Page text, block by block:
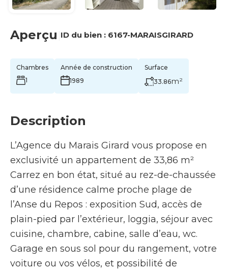
Aperçu ID du bien : 6167-MARAISGIRARD
Chambres
1
Année de construction
1989
Surface
33.86m²
Description
L’Agence du Marais Girard vous propose en
exclusivité un appartement de 33,86 m²
Carrez en bon état, situé au rez-de-chaussée
d’une résidence calme proche plage de
l’Anse du Repos : exposition Sud, accès de
plain-pied par l’extérieur, loggia, séjour avec
cuisine, chambre, cabine, salle d’eau, wc.
Garage en sous sol pour du rangement, votre
voiture ou vos vélos, et possibilité de